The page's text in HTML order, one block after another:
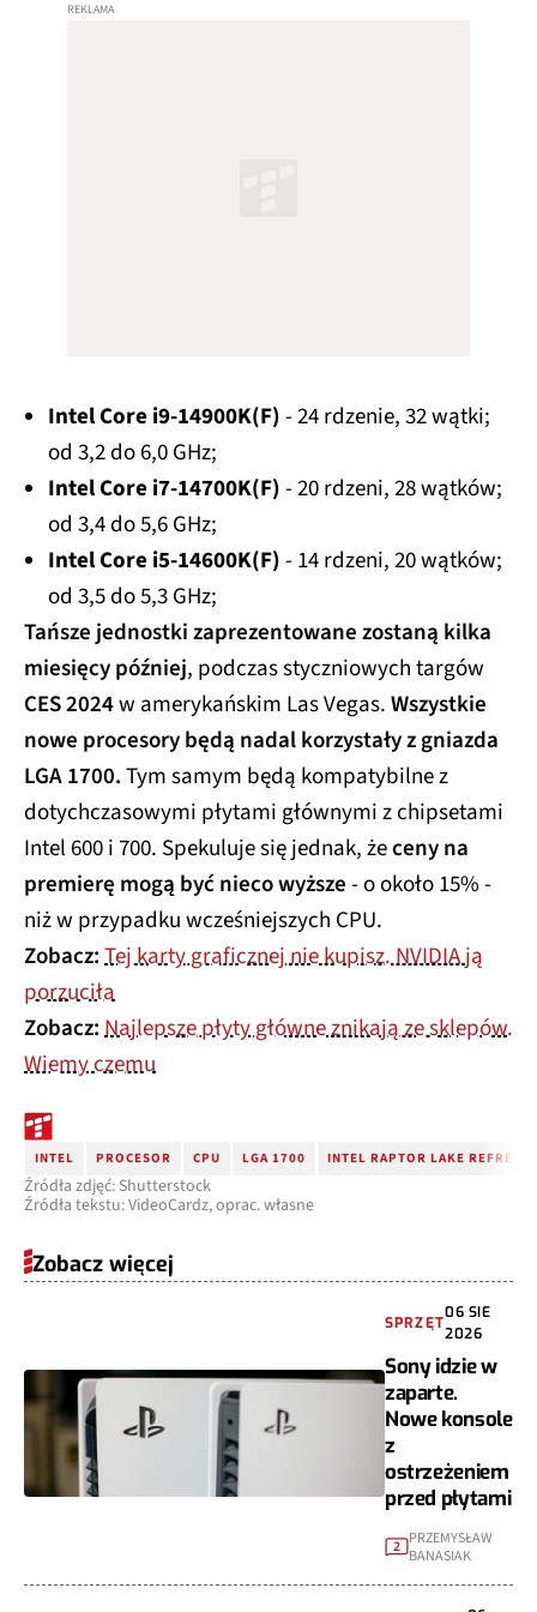
Intel Core i9-14900K(F)- 24 rdzenie, 32 wątki;
od 3,2 do 6,0 GHz;
Intel Core i7-14700K(F)- 20 rdzeni, 28 wątków;
od 3,4 do 5,6 GHz;
Intel Core i5-14600K(F)- 14 rdzeni, 20 wątków;
od 3,5 do 5,3 GHz;
Tańsze jednostki zaprezentowane zostaną kilka
miesięcy później, podczas styczniowych targów
CES 2024w amerykańskim Las Vegas.Wszystkie
nowe procesory będą nadal korzystały z gniazda
LGA 1700.Tym samym będą kompatybilne z
dotychczasowymi płytami głównymi z chipsetami
Intel 600 i 700. Spekuluje się jednak, żeceny na
premierę mogą być nieco wyższe- o około 15% -
niż w przypadku wcześniejszych CPU.
Zobacz:Tej karty graficznej nie kupisz. NVIDIA ją
porzuciła
Zobacz:Najlepsze płyty główne znikają ze sklepów.
Wiemy czemu
INTEL PROCESOR CPU LGA 1700 INTEL RAPTOR LAKE REFRESH
Źródła zdjęć: Shutterstock
Źródła tekstu: VideoCardz, oprac. własne
Zobacz więcej
SPRZĘT
06 SIE
2026
Sony idzie w
zaparte.
Nowe konsole
z
ostrzeżeniem
przed płytami
2 PRZEMYSŁAW
BANASIAK